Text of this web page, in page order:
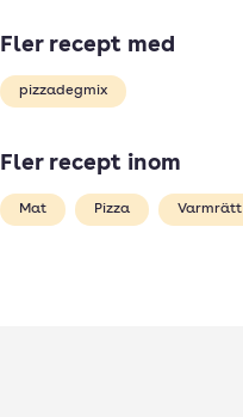
Fler recept med
pizzadegmix
Fler recept inom
Mat Pizza Varmrätt